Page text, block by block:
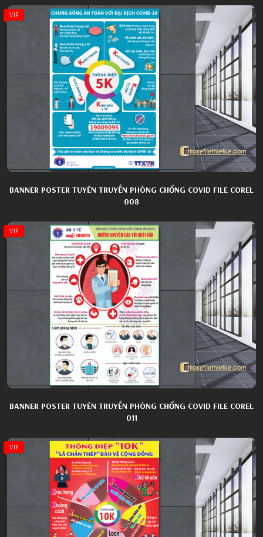
VIP
BANNER POSTER TUYÊN TRUYỀN PHÒNG CHỐNG COVID FILE COREL
008
VIP
BANNER POSTER TUYÊN TRUYỀN PHÒNG CHỐNG COVID FILE COREL
011
VIP